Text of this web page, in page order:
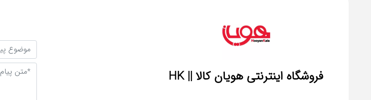
فروشگاه اینترنتی هویان کالا || HK